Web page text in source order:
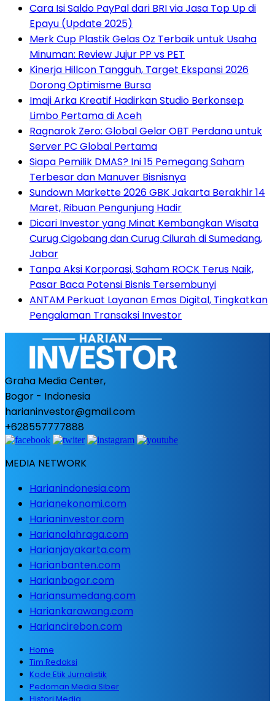
Cara Isi Saldo PayPal dari BRI via Jasa Top Up di
Epayu (Update 2025)
Merk Cup Plastik Gelas Oz Terbaik untuk Usaha
Minuman: Review Jujur PP vs PET
Kinerja Hillcon Tangguh, Target Ekspansi 2026
Dorong Optimisme Bursa
Imaji Arka Kreatif Hadirkan Studio Berkonsep
Limbo Pertama di Aceh
Ragnarok Zero: Global Gelar OBT Perdana untuk
Server PC Global Pertama
Siapa Pemilik DMAS? Ini 15 Pemegang Saham
Terbesar dan Manuver Bisnisnya
Sundown Markette 2026 GBK Jakarta Berakhir 14
Maret, Ribuan Pengunjung Hadir
Dicari Investor yang Minat Kembangkan Wisata
Curug Cigobang dan Curug Cilurah di Sumedang,
Jabar
Tanpa Aksi Korporasi, Saham ROCK Terus Naik,
Pasar Baca Potensi Bisnis Tersembunyi
ANTAM Perkuat Layanan Emas Digital, Tingkatkan
Pengalaman Transaksi Investor
Graha Media Center,
Bogor - Indonesia
harianinvestor@gmail.com
+628557777888
MEDIA NETWORK
Harianindonesia.com
Harianekonomi.com
Harianinvestor.com
Harianolahraga.com
Harianjayakarta.com
Harianbanten.com
Harianbogor.com
Hariansumedang.com
Hariankarawang.com
Hariancirebon.com
Home
Tim Redaksi
Kode Etik Jurnalistik
Pedoman Media Siber
Histori Media